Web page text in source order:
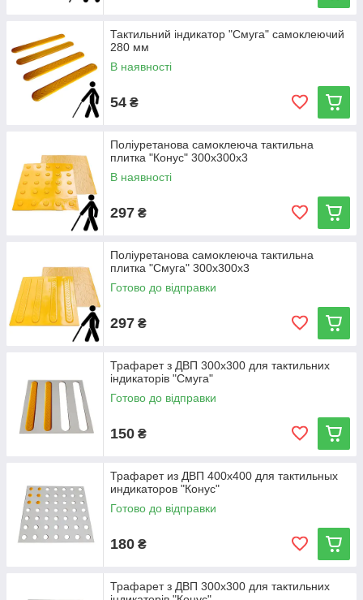
Тактильний індикатор "Смуга" самоклеючий
280 мм
В наявності
54 ₴
Поліуретанова самоклеюча тактильна
плитка "Конус" 300х300х3
В наявності
297 ₴
Поліуретанова самоклеюча тактильна
плитка "Смуга" 300х300х3
Готово до відправки
297 ₴
Трафарет з ДВП 300х300 для тактильних
індикаторів "Смуга"
Готово до відправки
150 ₴
Трафарет из ДВП 400х400 для тактильных
индикаторов "Конус"
Готово до відправки
180 ₴
Трафарет з ДВП 300х300 для тактильних